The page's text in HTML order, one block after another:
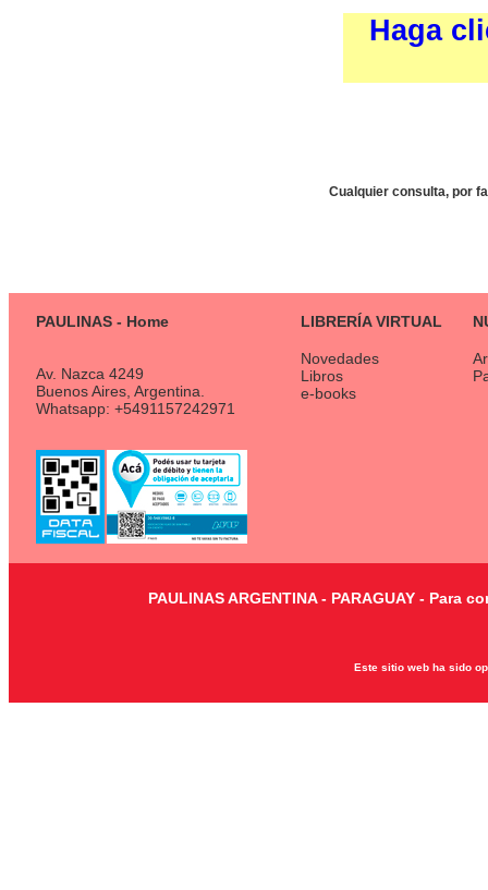
Haga
Cualquier consulta, por
PAULINAS - Home LIBRERÍA VIRTUAL
Av. Nazca 4249
Buenos Aires, Argentina.
Whatsapp: +5491157242971
Novedades
Libros
e-books
PAULINAS ARGENTINA - PARAGUAY -
Este sitio web ha sido